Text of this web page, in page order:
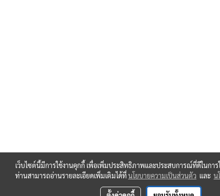
เว็บไซต์นี้มีการใช้งานคุกกี้ เพื่อเพิ่มประสิทธิภาพและประสบการณ์ที่ดีในการ
ท่านสามารถอ่านรายละเอียดเพิ่มเติมได้ที่นโยบายความเป็นส่วนตัว และ น